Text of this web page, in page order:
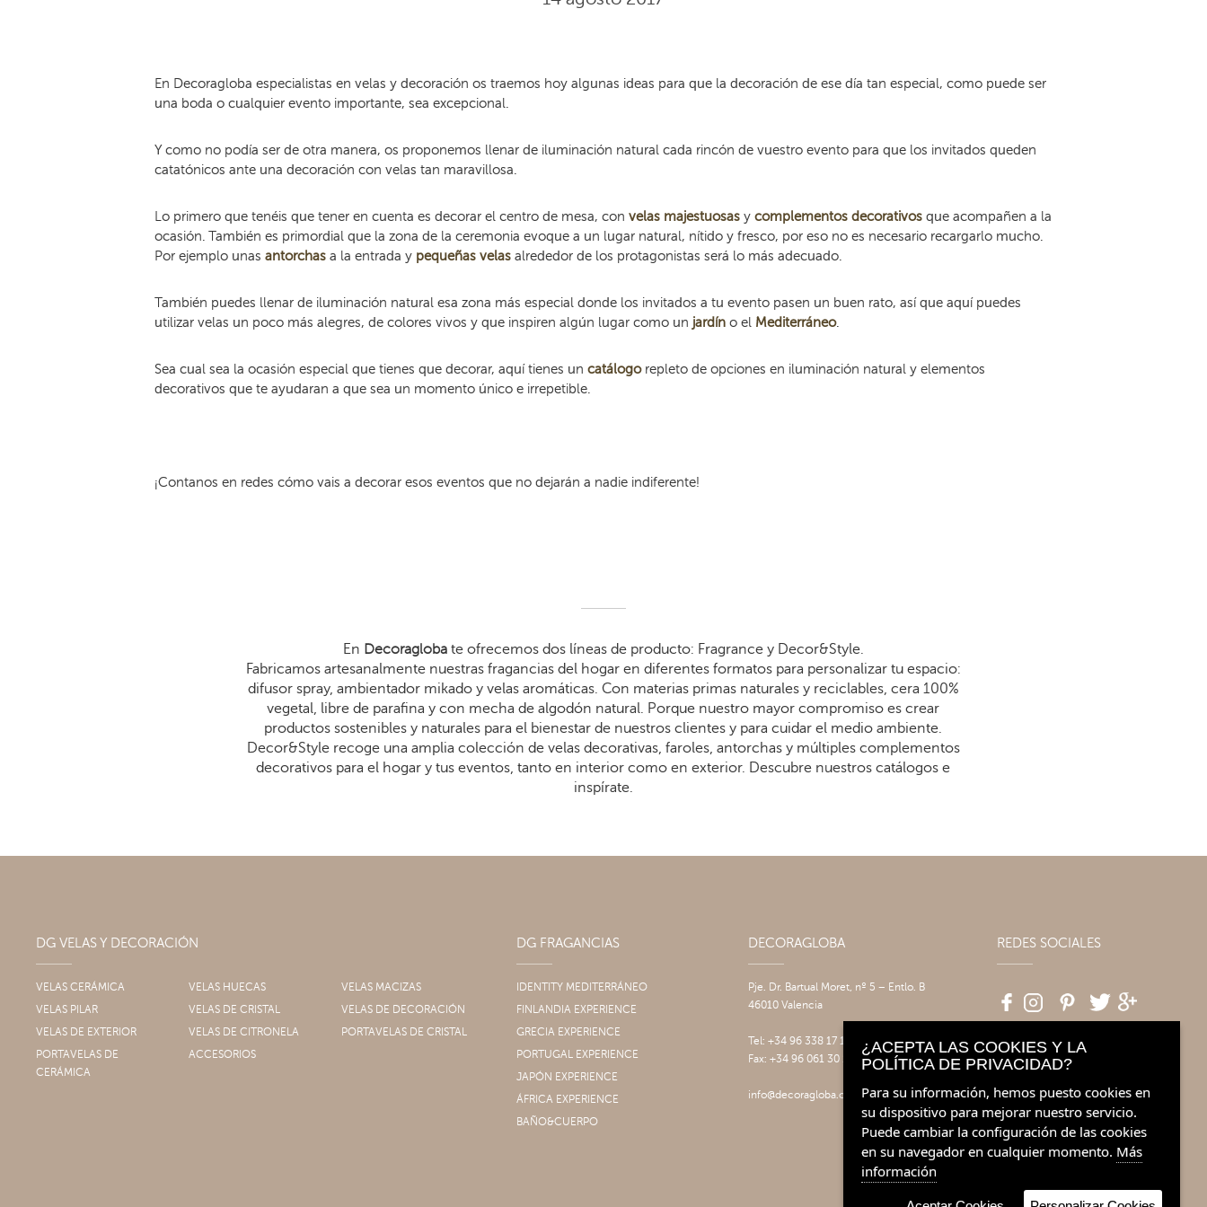
En Decoragloba especialistas en velas y decoración os traemos hoy algunas ideas para que la decoración de ese día tan especial, como puede ser
una boda o cualquier evento importante, sea excepcional.
Y como no podía ser de otra manera, os proponemos llenar de iluminación natural cada rincón de vuestro evento para que los invitados queden
catatónicos ante una decoración con velas tan maravillosa.
Lo primero que tenéis que tener en cuenta es decorar el centro de mesa, con velas majestuosasy complementos decorativosque acompañen a la
ocasión. También es primordial que la zona de la ceremonia evoque a un lugar natural, nítido y fresco, por eso no es necesario recargarlo mucho.
Por ejemplo unas antorchasa la entrada y pequeñas velasalrededor de los protagonistas será lo más adecuado.
También puedes llenar de iluminación natural esa zona más especial donde los invitados a tu evento pasen un buen rato, así que aquí puedes
utilizar velas un poco más alegres, de colores vivos y que inspiren algún lugar como un jardíno el Mediterráneo.
Sea cual sea la ocasión especial que tienes que decorar, aquí tienes un catálogorepleto de opciones en iluminación natural y elementos
decorativos que te ayudaran a que sea un momento único e irrepetible.
¡Contanos en redes cómo vais a decorar esos eventos que no dejarán a nadie indiferente!
En Decoraglobate ofrecemos dos líneas de producto: Fragrance y Decor&Style.
Fabricamos artesanalmente nuestras fragancias del hogar en diferentes formatos para personalizar tu espacio:
difusor spray, ambientador mikado y velas aromáticas. Con materias primas naturales y reciclables, cera 100%
vegetal, libre de parafina y con mecha de algodón natural. Porque nuestro mayor compromiso es crear
productos sostenibles y naturales para el bienestar de nuestros clientes y para cuidar el medio ambiente.
Decor&Style recoge una amplia colección de velas decorativas, faroles, antorchas y múltiples complementos
decorativos para el hogar y tus eventos, tanto en interior como en exterior. Descubre nuestros catálogos e
inspírate.
DG VELAS Y DECORACIÓN
VELAS CERÁMICA VELAS HUECAS
VELAS MACIZAS
VELAS PILAR
VELAS DE CRISTAL
VELAS DE DECORACIÓN
VELAS DE EXTERIOR
VELAS DE CITRONELA
PORTAVELAS DE CRISTAL
PORTAVELAS DE
CERÁMICA
ACCESORIOS
DG FRAGANCIAS
IDENTITY MEDITERRÁNEO
FINLANDIA EXPERIENCE
GRECIA EXPERIENCE
PORTUGAL EXPERIENCE
JAPÓN EXPERIENCE
ÁFRICA EXPERIENCE
BAÑO&CUERPO
DECORAGLOBA
Pje. Dr. Bartual Moret, nº 5 – Entlo. B
46010 Valencia
Tel: +34 96 338 17 17
Fax: +34 96 061 30 14
info@decoragloba.com
REDES SOCIALES
¿ACEPTA LAS COOKIES Y LA
POLÍTICA DE PRIVACIDAD?
Para su información, hemos puesto cookies en
su dispositivo para mejorar nuestro servicio.
Puede cambiar la configuración de las cookies
en su navegador en cualquier momento. Más
información